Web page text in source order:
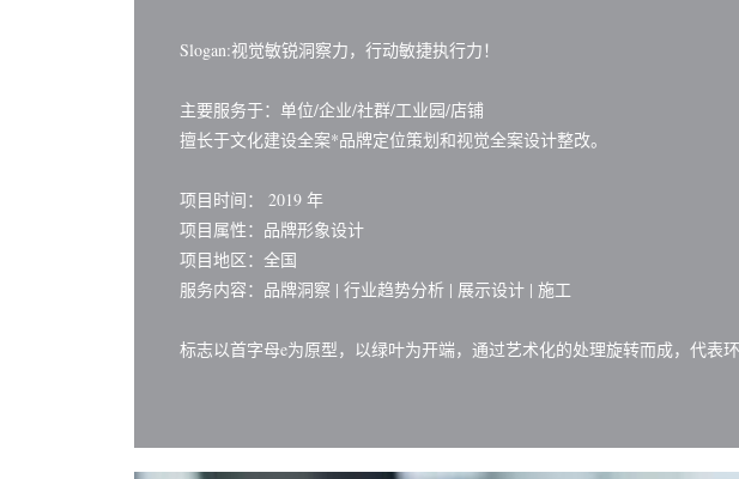
Slogan:视觉敏锐洞察力，行动敏捷执行力！
主要服务于：单位/企业/社群/工业园/店铺
擅长于文化建设全案*品牌定位策划和视觉全案设计整改。
项目时间： 2019 年
项目属性：品牌形象设计
项目地区：全国
服务内容：品牌洞察 | 行业趋势分析 | 展示设计 | 施工
标志以首字母e为原型，以绿叶为开端，通过艺术化的处理旋转而成，代表